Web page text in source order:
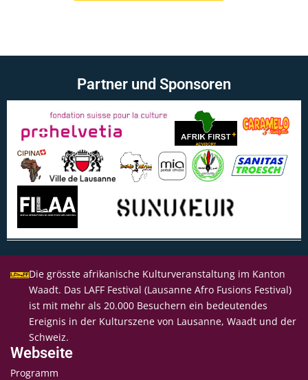
Partner und Sponsoren
Die grösste afrikanische Kulturveranstaltung im Kanton
Waadt. Das LAFF Festival (Lausanne Afro Fusions Festival)
ist mit mehr als 20.000 Besuchern ein bedeutendes
Ereignis in der Kulturszene von Lausanne, Waadt und der
Schweiz.
Webseite
Programm